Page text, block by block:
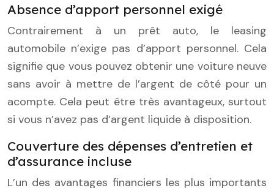
Absence d’apport personnel exigé
Contrairement à un prêt auto, le leasing
automobile n’exige pas d’apport personnel. Cela
signifie que vous pouvez obtenir une voiture neuve
sans avoir à mettre de l’argent de côté pour un
acompte. Cela peut être très avantageux, surtout
si vous n’avez pas d’argent liquide à disposition.
Couverture des dépenses d’entretien et
d’assurance incluse
L’un des avantages financiers les plus importants